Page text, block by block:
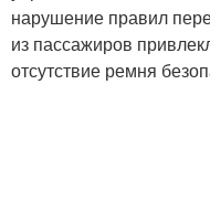
нарушение правил
из пассажиров
отсутствие ремня